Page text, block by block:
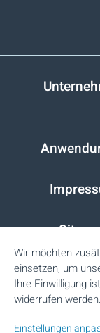
Wir möchten
einsetzen, um
Ihre Einwilligung
widerrufen werden.
Einstellungen